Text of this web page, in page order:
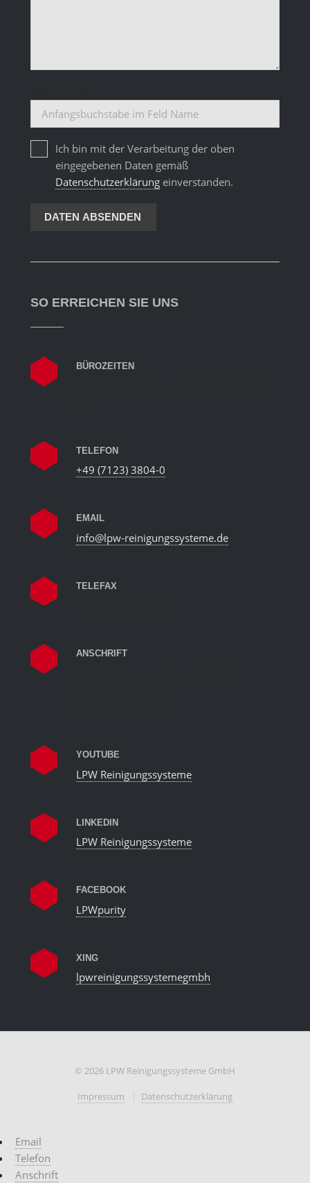
Ich bin mit der Verarbeitung der oben
eingegebenen Daten gemäß
Datenschutzerklärungeinverstanden.
DATEN ABSENDEN
SO ERREICHEN SIE UNS
BÜROZEITEN
TELEFON
+49 (7123) 3804-0
EMAIL
info@lpw-reinigungssysteme.de
TELEFAX
ANSCHRIFT
YOUTUBE
LPW Reinigungssysteme
LINKEDIN
LPW Reinigungssysteme
FACEBOOK
LPWpurity
XING
lpwreinigungssystemegmbh
© 2026 LPW Reinigungssysteme GmbH
Impressum Datenschutzerklärung
Email
Telefon
Anschrift